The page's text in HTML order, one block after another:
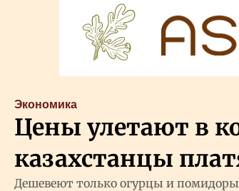
Экономика
Цены улетают в
казахстанцы
Дешевеют только огурцы и помидоры